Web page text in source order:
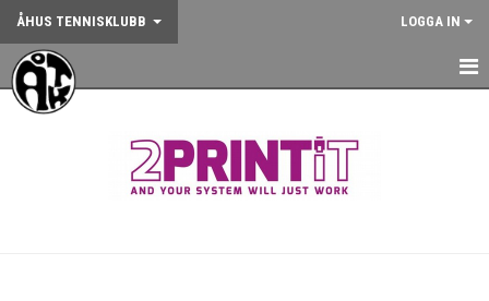
ÅHUS TENNISKLUBB LOGGA IN
HEM